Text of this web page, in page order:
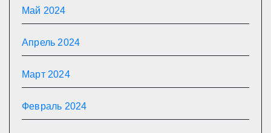
Май 2024
Апрель 2024
Март 2024
Февраль 2024